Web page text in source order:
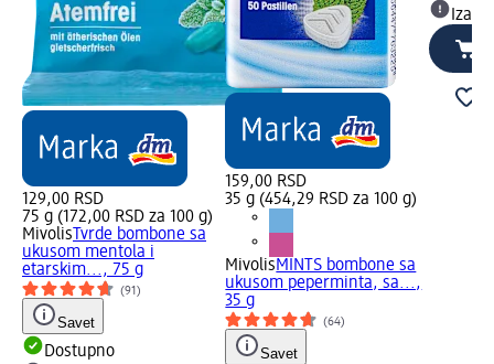
129,00 RSD
75 g (172,00 RSD za 100 g)
Mivolis Tvrde bombone sa
ukusom mentola i
etarskim..., 75 g
(91)
Savet
Dostupno
159,00 RSD
35 g (454,29 RSD za 100 g)
MivolisMINTS bombone sa
ukusom peperminta, sa...,
35 g
(64)
Savet